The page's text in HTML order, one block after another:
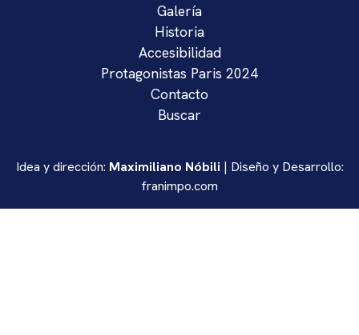
Galería
Historia
Accesibilidad
Protagonistas Paris 2024
Contacto
Buscar
Idea y dirección: Maximiliano Nóbili | Diseño y Desarrollo:
franimpo.com